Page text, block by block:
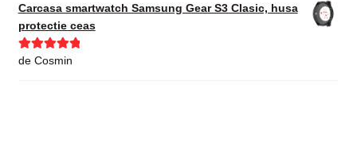
Carcasa smartwatch Samsung Gear S3 Clasic, husa
protectie ceas
Evaluat la5
de Cosmin